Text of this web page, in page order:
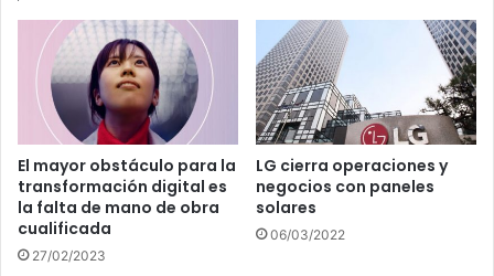
El mayor obstáculo para la
transformación digital es
la falta de mano de obra
cualificada
27/02/2023
LG cierra operaciones y
negocios con paneles
solares
06/03/2022